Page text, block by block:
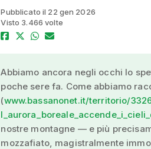
Pubblicato il 22 gen 2026
Visto 3.466 volte
Abbiamo ancora negli occhi lo
poche sere fa. Come abbiamo
(www.bassanonet.it/territorio/
nostre montagne — e più
mozzafiato, magistralmente